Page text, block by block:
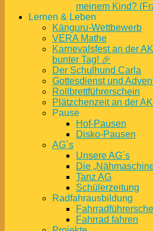
meinem Kind?
Lernen & Leben
Känguru-Wettbewerb
VERA Mathe
Karnevalsfest an der
bunter Tag! 🎉
Der Schulhund Carla
Gottesdienst und
Rollbrettführerschein
Plätzchenzeit an der
Pause
Hof-Pausen
Disko-Pausen
AG´s
Unsere AG´s
Die
Tanz AG
Schülerzeitung
Radfahrausbildung
Fahrrad fahren